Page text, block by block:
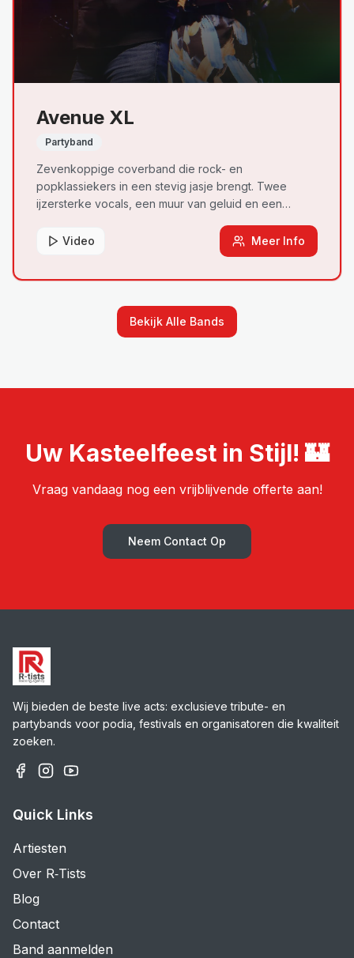
Avenue XL
Partyband
Zevenkoppige coverband die rock- en
popklassiekers in een stevig jasje brengt. Twee
ijzersterke vocals, een muur van geluid en een
transformeert.
Video Meer Info
Bekijk Alle Bands
Uw Kasteelfeest in Stijl! 🏰
Vraag vandaag nog een vrijblijvende offerte aan!
Neem Contact Op
Wij bieden de beste live acts: exclusieve tribute- en
partybands voor podia, festivals en organisatoren die kwaliteit
zoeken.
Quick Links
Artiesten
Over R‑Tists
Blog
Contact
Band aanmelden